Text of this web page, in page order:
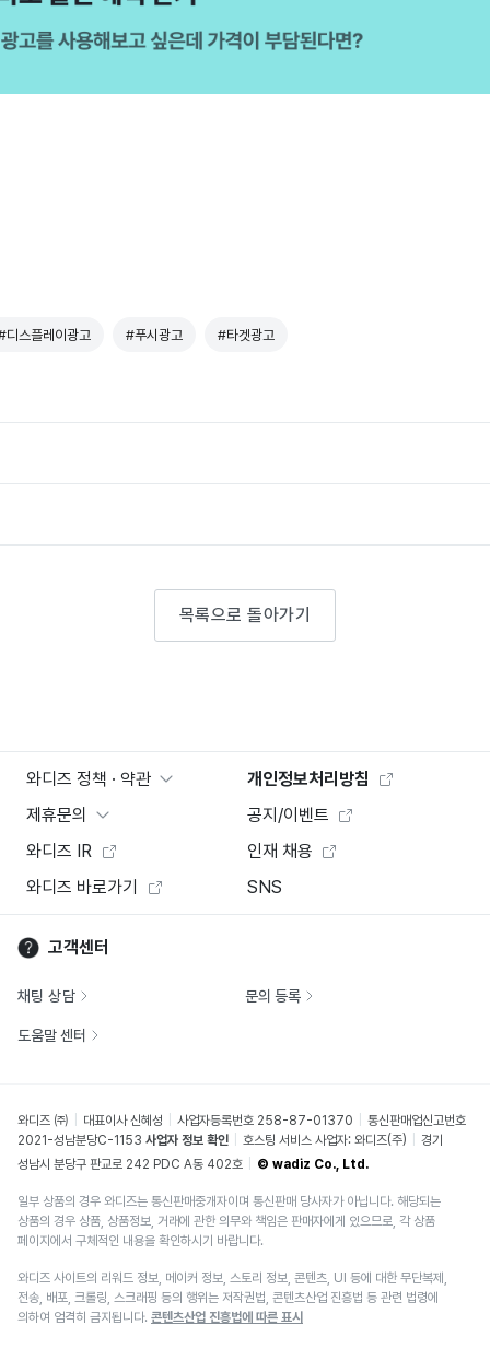
디스플레이광고 #푸시광고 #타겟광고
목록으로 돌아가기
와디즈 정책 · 약관
개인정보처리방침
제휴문의
공지/이벤트
와디즈 IR
인재 채용
와디즈 바로가기
SNS
고객센터
채팅 상담 문의 등록
도움말 센터
와디즈 ㈜ 대표이사 신혜성 사업자등록번호 258-87-01370
통신판매업신고번호
2021-성남분당C-1153 사업자 정보 확인 호스팅 서비스 사업자: 와디즈(주)
경기
성남시 분당구 판교로 242 PDC A동 402호
© wadiz Co., Ltd.
일부 상품의 경우 와디즈는 통신판매중개자이며 통신판매 당사자가 아닙니다. 해당되는
상품의 경우 상품, 상품정보, 거래에 관한 의무와 책임은 판매자에게 있으므로, 각 상품
페이지에서 구체적인 내용을 확인하시기 바랍니다.
와디즈 사이트의 리워드 정보, 메이커 정보, 스토리 정보, 콘텐츠, UI 등에 대한 무단복제,
전송, 배포, 크롤링, 스크래핑 등의 행위는 저작권법, 콘텐츠산업 진흥법 등 관련 법령에
의하여 엄격히 금지됩니다. 콘텐츠산업 진흥법에 따른 표시